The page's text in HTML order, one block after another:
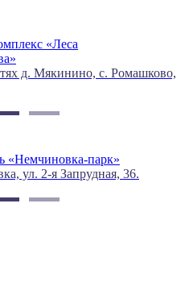
«Леса
д. Мякинино, с. Ромашково,
«Немчиновка-парк»
ул. 2-я Запрудная, 36.